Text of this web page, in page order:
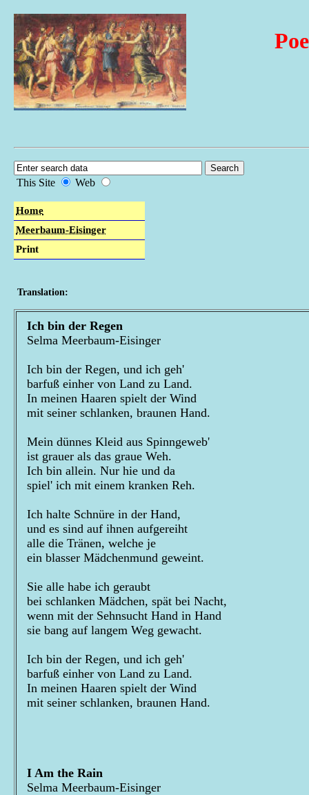
This Site Web
Home
Meerbaum-Eisinger
Print
Translation:
Ich bin der Regen
Selma Meerbaum-Eisinger
Ich bin der Regen, und ich geh'
barfuß einher von Land zu Land.
In meinen Haaren spielt der Wind
mit seiner schlanken, braunen Hand.
Mein dünnes Kleid aus Spinngeweb'
ist grauer als das graue Weh.
Ich bin allein. Nur hie und da
spiel' ich mit einem kranken Reh.
Ich halte Schnüre in der Hand,
und es sind auf ihnen aufgereiht
alle die Tränen, welche je
ein blasser Mädchenmund geweint.
Sie alle habe ich geraubt
bei schlanken Mädchen, spät bei Nacht,
wenn mit der Sehnsucht Hand in Hand
sie bang auf langem Weg gewacht.
Ich bin der Regen, und ich geh'
barfuß einher von Land zu Land.
In meinen Haaren spielt der Wind
mit seiner schlanken, braunen Hand.
I Am the Rain
Selma Meerbaum-Eisinger